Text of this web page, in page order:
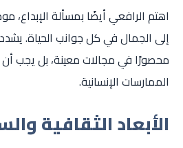
اهتم الرافعي أيضًا بمسألة الإبداع،
إلى الجمال في كل جوانب الحياة.
محصورًا في مجالات معينة، بل يجب
الممارسات الإنسانية.
الأبعاد الثقافية